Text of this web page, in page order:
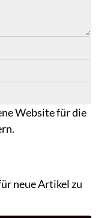
Website für die
neue Artikel zu